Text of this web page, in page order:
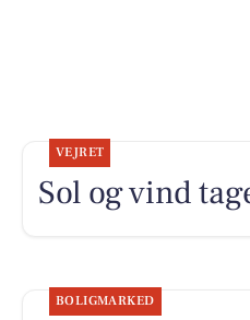
VEJRET
Sol og vind
BOLIGMARKED